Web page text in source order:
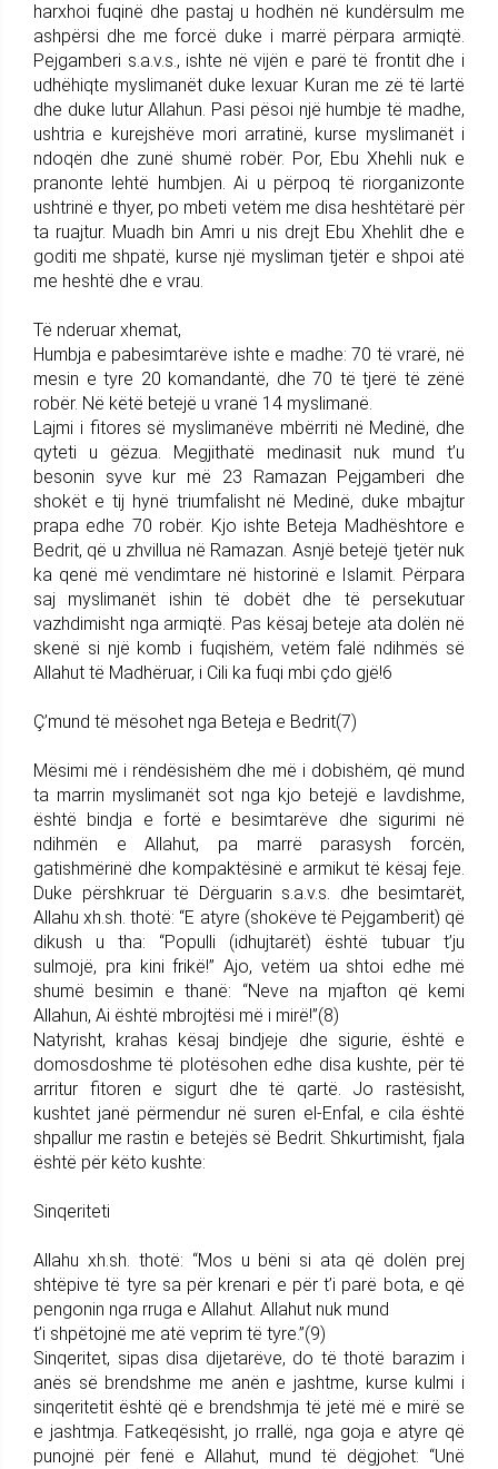
harxhoi fuqinë dhe pastaj u hodhën në kundërsulm me
ashpërsi dhe me forcë duke i marrë përpara armiqtë.
Pejgamberi s.a.v.s., ishte në vijën e parë të frontit dhe i
udhëhiqte myslimanët duke lexuar Kuran me zë të lartë
dhe duke lutur Allahun. Pasi pësoi një humbje të madhe,
ushtria e kurejshëve mori arratinë, kurse myslimanët i
ndoqën dhe zunë shumë robër. Por, Ebu Xhehli nuk e
pranonte lehtë humbjen. Ai u përpoq të riorganizonte
ushtrinë e thyer, po mbeti vetëm me disa heshtëtarë për
ta ruajtur. Muadh bin Amri u nis drejt Ebu Xhehlit dhe e
goditi me shpatë, kurse një mysliman tjetër e shpoi atë
me heshtë dhe e vrau.
Të nderuar xhemat,
Humbja e pabesimtarëve ishte e madhe: 70 të vrarë, në
mesin e tyre 20 komandantë, dhe 70 të tjerë të zënë
robër. Në këtë betejë u vranë 14 myslimanë.
Lajmi i fitores së myslimanëve mbërriti në Medinë, dhe
qyteti u gëzua. Megjithatë medinasit nuk mund t’u
besonin syve kur më 23 Ramazan Pejgamberi dhe
shokët e tij hynë triumfalisht në Medinë, duke mbajtur
prapa edhe 70 robër. Kjo ishte Beteja Madhështore e
Bedrit, që u zhvillua në Ramazan. Asnjë betejë tjetër nuk
ka qenë më vendimtare në historinë e Islamit. Përpara
saj myslimanët ishin të dobët dhe të persekutuar
vazhdimisht nga armiqtë. Pas kësaj beteje ata dolën në
skenë si një komb i fuqishëm, vetëm falë ndihmës së
Allahut të Madhëruar, i Cili ka fuqi mbi çdo gjë!6
Ç’mund të mësohet nga Beteja e Bedrit(7)
Mësimi më i rëndësishëm dhe më i dobishëm, që mund
ta marrin myslimanët sot nga kjo betejë e lavdishme,
është bindja e fortë e besimtarëve dhe sigurimi në
ndihmën e Allahut, pa marrë parasysh forcën,
gatishmërinë dhe kompaktësinë e armikut të kësaj feje.
Duke përshkruar të Dërguarin s.a.v.s. dhe besimtarët,
Allahu xh.sh. thotë: “E atyre (shokëve të Pejgamberit) që
dikush u tha: “Populli (idhujtarët) është tubuar t’ju
sulmojë, pra kini frikë!” Ajo, vetëm ua shtoi edhe më
shumë besimin e thanë: “Neve na mjafton që kemi
Allahun, Ai është mbrojtësi më i mirë!”(8)
Natyrisht, krahas kësaj bindjeje dhe sigurie, është e
domosdoshme të plotësohen edhe disa kushte, për të
arritur fitoren e sigurt dhe të qartë. Jo rastësisht,
kushtet janë përmendur në suren el-Enfal, e cila është
shpallur me rastin e betejës së Bedrit. Shkurtimisht, fjala
është për këto kushte:
Sinqeriteti
Allahu xh.sh. thotë: “Mos u bëni si ata që dolën prej
shtëpive të tyre sa për krenari e për t’i parë bota, e që
pengonin nga rruga e Allahut. Allahut nuk mund
t’i shpëtojnë me atë veprim të tyre.”(9)
Sinqeritet, sipas disa dijetarëve, do të thotë barazim i
anës së brendshme me anën e jashtme, kurse kulmi i
sinqeritetit është që e brendshmja të jetë më e mirë se
e jashtmja. Fatkeqësisht, jo rrallë, nga goja e atyre që
punojnë për fenë e Allahut, mund të dëgjohet: “Unë